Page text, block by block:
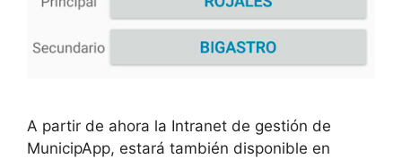
A partir de ahora la Intranet de gestión de
MunicipApp, estará también disponible en